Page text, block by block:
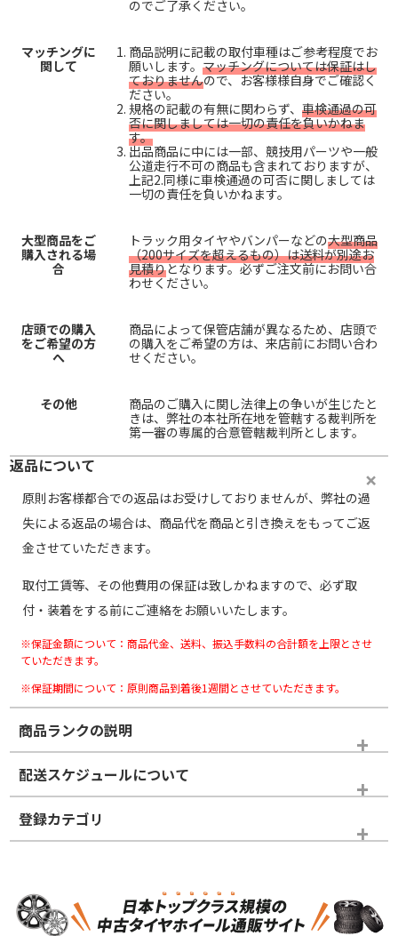
のでご了承ください。
マッチングに
関して
商品説明に記載の取付車種はご参考程度でお
願いします。 マッチングについては保証はし
ておりませんので、お客様様自身でご確認く
ださい。
規格の記載の有無に関わらず、 車検通過の可
否に関しましては一切の責任を負いかねま
す。
出品商品に中には一部、競技用パーツや一般
公道走行不可の商品も含まれておりますが、
上記2.同様に車検通過の可否に関しましては
一切の責任を負いかねます。
大型商品をご
購入される場
合
トラック用タイヤやバンパーなどの大型商品
（200サイズを超えるもの）は送料が別途お
見積りとなります。必ずご注文前にお問い合
わせください。
店頭での購入
をご希望の方
へ
商品によって保管店舗が異なるため、店頭で
の購入をご希望の方は、来店前にお問い合わ
せください。
その他
商品のご購入に関し法律上の争いが生じたと
きは、弊社の本社所在地を管轄する裁判所を
第一審の専属的合意管轄裁判所とします。
返品について
原則お客様都合での返品はお受けしておりませんが、弊社の過
失による返品の場合は、商品代を商品と引き換えをもってご返
金させていただきます。
取付工賃等、その他費用の保証は致しかねますので、必ず取
付・装着をする前にご連絡をお願いいたします。
※保証金額について：商品代金、送料、振込手数料の合計額を上限とさせ
ていただきます。
※保証期間について：原則商品到着後1週間とさせていただきます。
商品ランクの説明
※商品ランクは出品者の主観により判断しておりますので、あら
かじめご了承ください。
ホイールランク
配送スケジュールについて
登録カテゴリ
パーツ